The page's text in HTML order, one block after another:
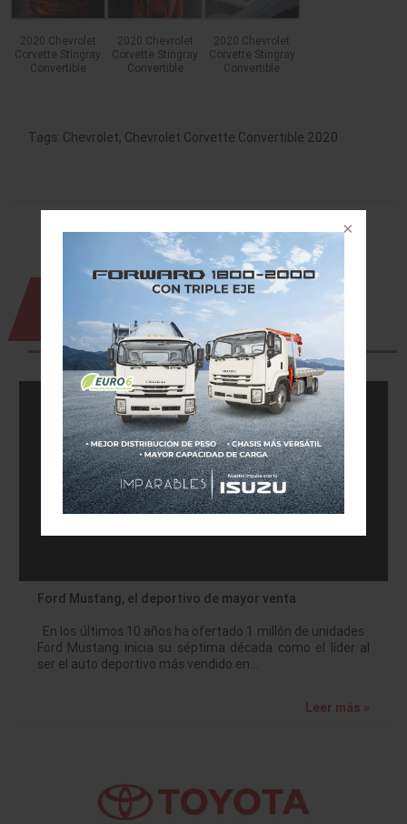
2020 Chevrolet
Corvette Stingray
Convertible
2020 Chevrolet
Corvette Stingray
Convertible
2020 Chevrolet
Corvette Stingray
Convertible
Tags: Chevrolet, Chevrolet Corvette Convertible 2020
Ford Mustang, el deportivo de mayor venta
En los últimos 10 años ha ofertado 1 millón de unidades
Ford Mustang inicia su séptima década como el líder al
ser el auto deportivo más vendido en…
Leer más »